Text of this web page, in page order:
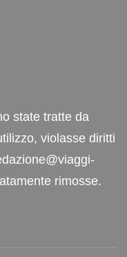
state tratte da
violasse diritti
rimosse.